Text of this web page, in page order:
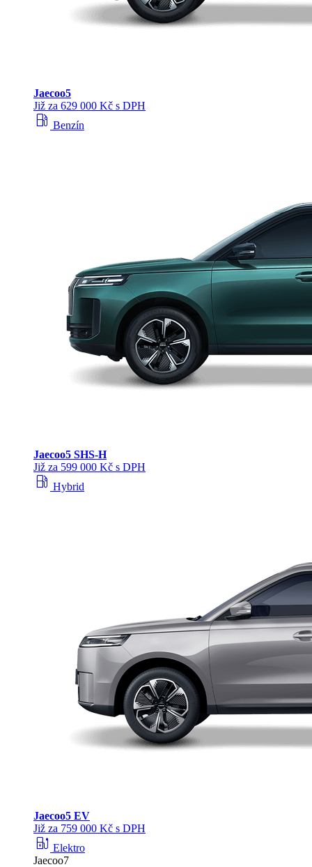
Jaecoo5
Již za 629 000 Kč s DPH
local_gas_station Benzín
Jaecoo5 SHS-H
Již za 599 000 Kč s DPH
local_gas_station Hybrid
Jaecoo5 EV
Již za 759 000 Kč s DPH
ev_station Elektro
Jaecoo7